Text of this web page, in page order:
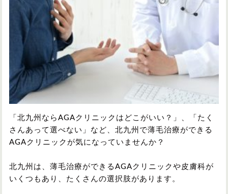
お問い合わせ
「北九州ならAGAクリニックはどこがいい？」、「たく
さんあって選べない」など、北九州で薄毛治療ができる
AGAクリニックが気になっていませんか？
北九州は、薄毛治療ができるAGAクリニックや皮膚科が
いくつもあり、たくさんの選択肢があります。
円形脱毛症 女性の薄毛
対策・アイテムから記事を探す